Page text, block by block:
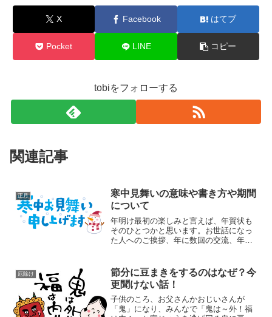
X Facebook はてブ
Pocket LINE コピー
tobiをフォローする
関連記事
正月
寒中見舞いの意味や書き方や期間
について
年明け最初の楽しみと言えば、年賀状も
そのひとつかと思います。お世話になっ
た人へのご挨拶、年に数回の交流、年賀
返事を忘れることもあるでしょう。忙し
くて年賀状を返す時間もなかっ...
厄除け
節分に豆まきをするのはなぜ？今
更聞けない話！
子供のころ、お父さんかおじいさんが
「鬼」になり、みんなで「鬼は～外！福